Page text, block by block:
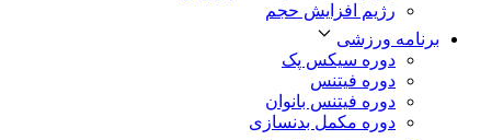
رژیم افزایش حجم
برنامه ورزشی
دوره سیکس پک
دوره فیتنس
دوره فیتنس بانوان
دوره مکمل بدنسازی